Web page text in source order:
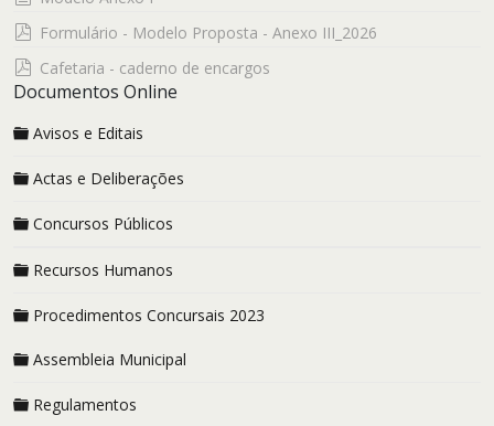
pdf
Formulário - Modelo Proposta - Anexo III_2026
pdf
Cafetaria - caderno de encargos
Documentos Online
Avisos e Editais
Actas e Deliberações
Concursos Públicos
Recursos Humanos
Procedimentos Concursais 2023
Assembleia Municipal
Regulamentos